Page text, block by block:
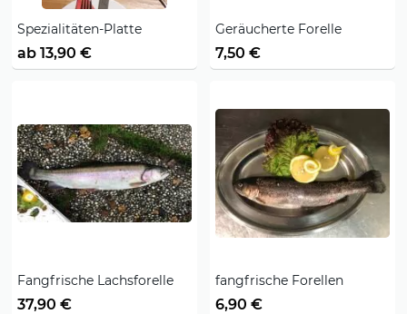
Spezialitäten-Platte
ab 13,90 €
Geräucherte Forelle
7,50 €
Fangfrische Lachsforelle
37,90 €
fangfrische Forellen
6,90 €